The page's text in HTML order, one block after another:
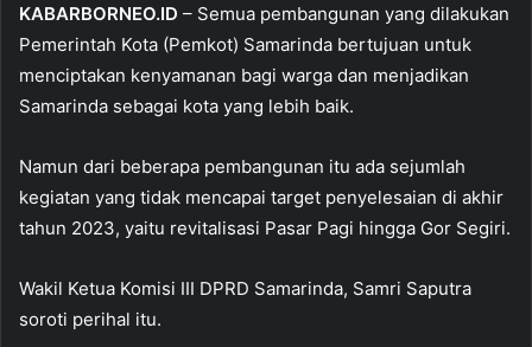
KABARBORNEO.ID – Semua pembangunan yang dilakukan
Pemerintah Kota (Pemkot) Samarinda bertujuan untuk
menciptakan kenyamanan bagi warga dan menjadikan
Samarinda sebagai kota yang lebih baik.
Namun dari beberapa pembangunan itu ada sejumlah
kegiatan yang tidak mencapai target penyelesaian di akhir
tahun 2023, yaitu revitalisasi Pasar Pagi hingga Gor Segiri.
Wakil Ketua Komisi III DPRD Samarinda, Samri Saputra
soroti perihal itu.